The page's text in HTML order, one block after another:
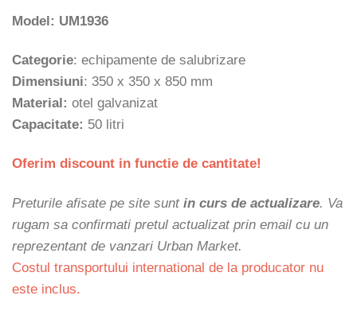
Model: UM1936
Categorie: echipamente de salubrizare
Dimensiuni: 350 x 350 x 850 mm
Material: otel galvanizat
Capacitate: 50 litri
Oferim discount in functie de cantitate!
Preturile afisate pe site sunt in curs de actualizare. Va
rugam sa confirmati pretul actualizat prin email cu un
reprezentant de vanzari Urban Market.
Costul transportului international de la producator nu
este inclus.